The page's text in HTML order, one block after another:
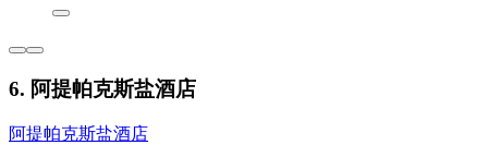
6. 阿提帕克斯盐酒店
阿提帕克斯盐酒店